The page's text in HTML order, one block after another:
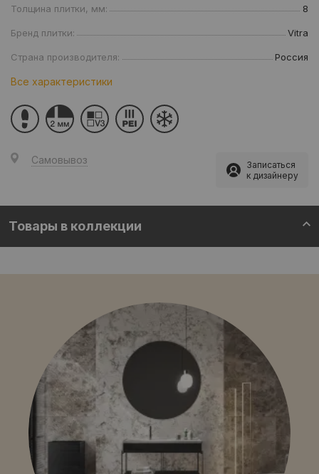
Толщина плитки, мм: 8
Бренд плитки: Vitra
Страна производителя: Россия
Все характеристики
Самовывоз
Записаться
к дизайнеру
Товары в коллекции